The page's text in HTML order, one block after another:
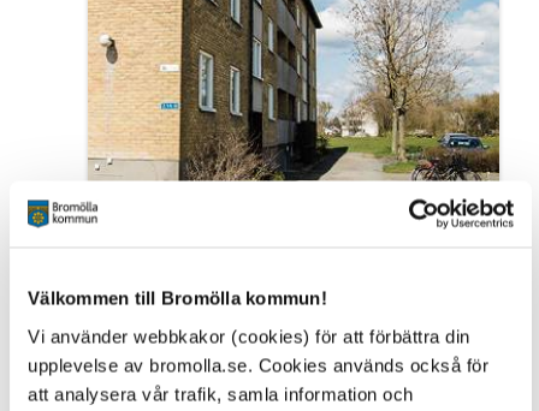
Välkommen till Bromölla kommun!
Vi använder webbkakor (cookies) för att förbättra din
upplevelse av bromolla.se. Cookies används också för
att analysera vår trafik, samla information och